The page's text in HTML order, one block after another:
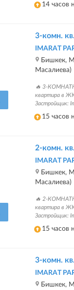
14 часов
3-комн.
IMARAT
Бишкек,
Масалиева)
🔥 3-
квартира в
Застройщик:
15 часов
2-комн.
IMARAT
Бишкек,
Масалиева)
🔥 2-
квартира в
Застройщик:
15 часов
3-комн.
IMARAT
Бишкек,